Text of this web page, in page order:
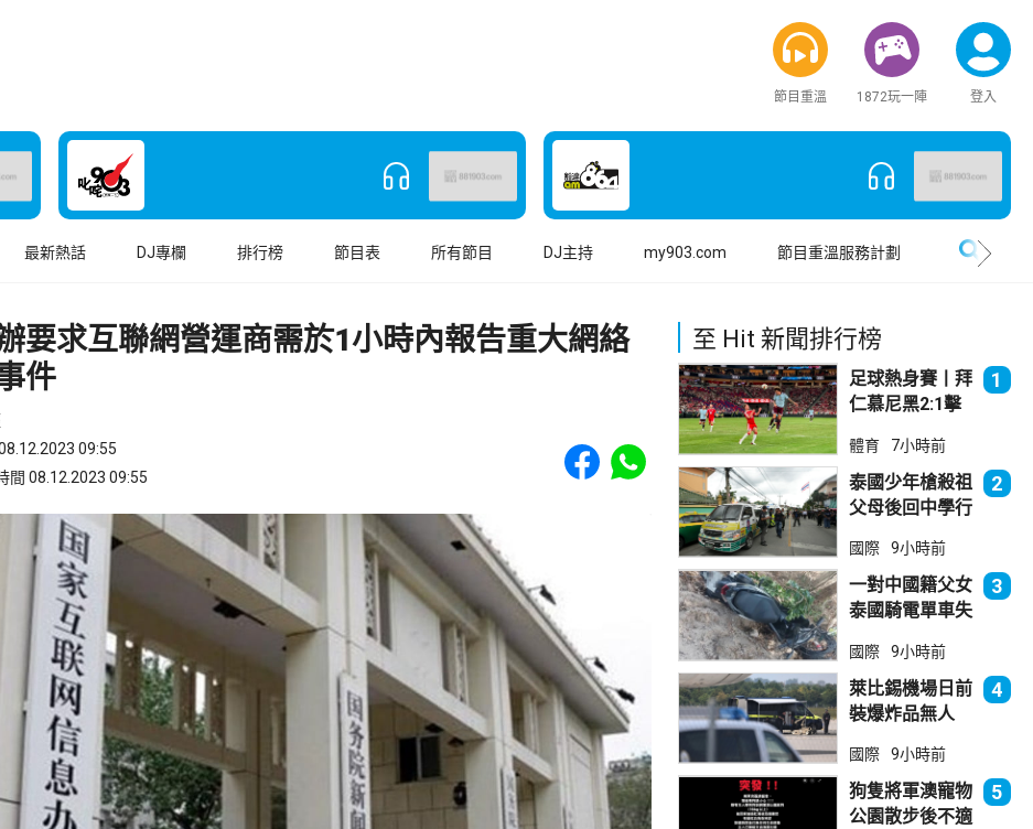
節目重溫 1872玩一陣 登入
最新熱話 DJ專欄 排行榜 節目表 所有節目 DJ主持 my903.com 節目重溫服務計劃
要求互聯網營運商需於1小時內報告重大網絡
件
09:55
間 08.12.2023 09:55
Share to Facebook
Share to WhatsApp
至 Hit 新聞排行榜
足球熱身賽丨拜
仁慕尼黑2:1擊
1
體育 7小時前
泰國少年槍殺祖
父母後回中學行
死23傷
2
國際 9小時前
一對中國籍父女
泰國騎電單車失
傷
3
國際 9小時前
萊比錫機場日前
裝爆炸品無人
發現再踢落
4
國際 9小時前
狗隻將軍澳寵物
公園散步後不適
5